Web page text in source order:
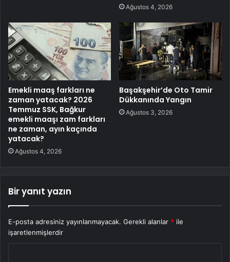
Ağustos 4, 2026
Emekli maaş farkları ne
zaman yatacak? 2026
Temmuz SSK, Bağkur
emekli maaşı zam farkları
ne zaman, ayın kaçında
yatacak?
Ağustos 4, 2026
Başakşehir’de Oto Tamir
Dükkanında Yangın
Ağustos 3, 2026
Bir yanıt yazın
E-posta adresiniz yayınlanmayacak. Gerekli alanlar * ile
işaretlenmişlerdir